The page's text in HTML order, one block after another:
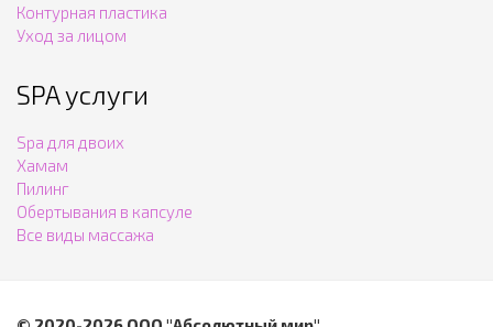
Контурная пластика
Уход за лицом
SPA услуги
Spa для двоих
Хамам
Пилинг
Обертывания в капсуле
Все виды массажа